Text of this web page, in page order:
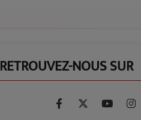
RETROUVEZ-NOUS SUR